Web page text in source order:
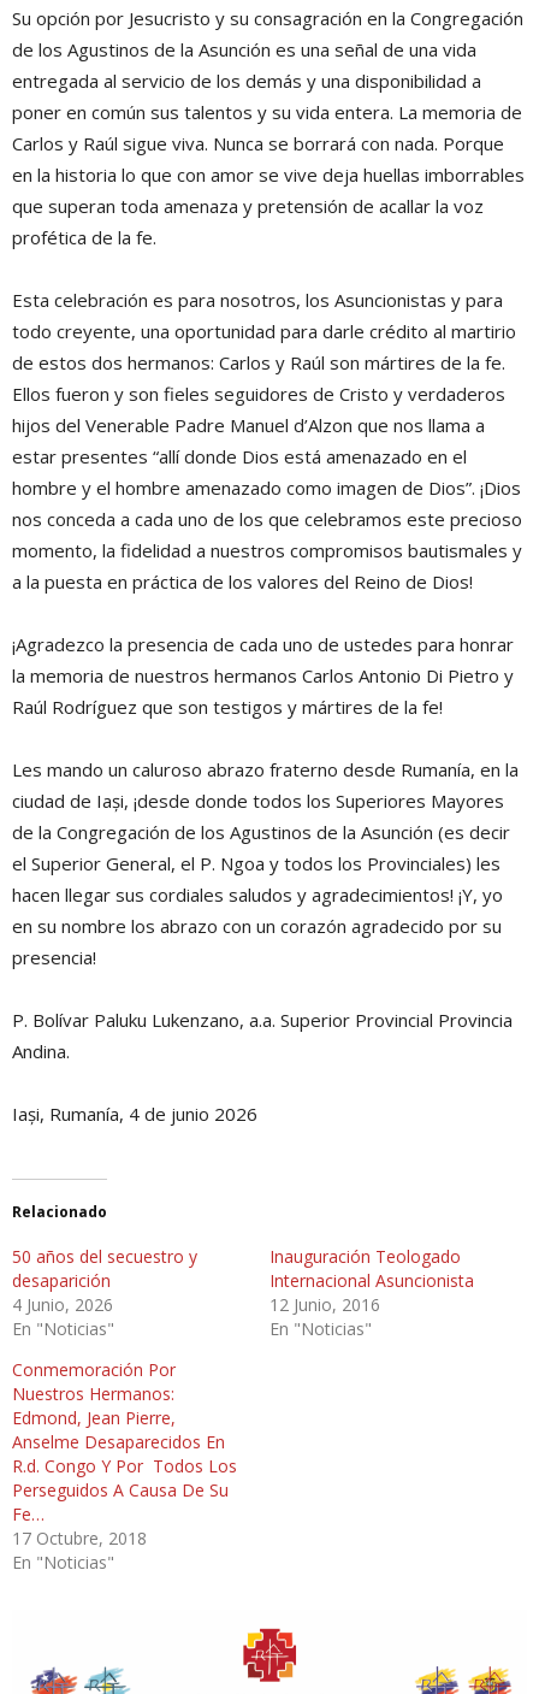
Su opción por Jesucristo y su consagración en la Congregación
de los Agustinos de la Asunción es una señal de una vida
entregada al servicio de los demás y una disponibilidad a
poner en común sus talentos y su vida entera. La memoria de
Carlos y Raúl sigue viva. Nunca se borrará con nada. Porque
en la historia lo que con amor se vive deja huellas imborrables
que superan toda amenaza y pretensión de acallar la voz
profética de la fe.
Esta celebración es para nosotros, los Asuncionistas y para
todo creyente, una oportunidad para darle crédito al martirio
de estos dos hermanos: Carlos y Raúl son mártires de la fe.
Ellos fueron y son fieles seguidores de Cristo y verdaderos
hijos del Venerable Padre Manuel d’Alzon que nos llama a
estar presentes “allí donde Dios está amenazado en el
hombre y el hombre amenazado como imagen de Dios”. ¡Dios
nos conceda a cada uno de los que celebramos este precioso
momento, la fidelidad a nuestros compromisos bautismales y
a la puesta en práctica de los valores del Reino de Dios!
¡Agradezco la presencia de cada uno de ustedes para honrar
la memoria de nuestros hermanos Carlos Antonio Di Pietro y
Raúl Rodríguez que son testigos y mártires de la fe!
Les mando un caluroso abrazo fraterno desde Rumanía, en la
ciudad de Iași, ¡desde donde todos los Superiores Mayores
de la Congregación de los Agustinos de la Asunción (es decir
el Superior General, el P. Ngoa y todos los Provinciales) les
hacen llegar sus cordiales saludos y agradecimientos! ¡Y, yo
en su nombre los abrazo con un corazón agradecido por su
presencia!
P. Bolívar Paluku Lukenzano, a.a. Superior Provincial Provincia
Andina.
Iași, Rumanía, 4 de junio 2026
Relacionado
50 años del secuestro y
desaparición
4 Junio, 2026
En "Noticias"
Inauguración Teologado
Internacional Asuncionista
12 Junio, 2016
En "Noticias"
Conmemoración Por
Nuestros Hermanos:
Edmond, Jean Pierre,
Anselme Desaparecidos En
R.d. Congo Y Por Todos Los
Perseguidos A Causa De Su
Fe…
17 Octubre, 2018
En "Noticias"